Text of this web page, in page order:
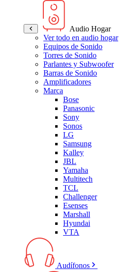
Audio Hogar
Ver todo en audio hogar
Equipos de Sonido
Torres de Sonido
Parlantes y Subwoofer
Barras de Sonido
Amplificadores
Marca
Bose
Panasonic
Sony
Sonos
LG
Samsung
Kalley
JBL
Yamaha
Multitech
TCL
Challenger
Esenses
Marshall
Hyundai
VTA
Audífonos